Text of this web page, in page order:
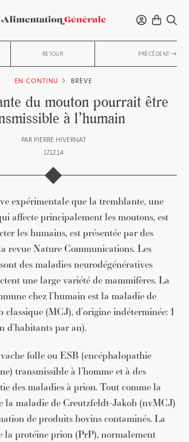
RETOUR PRÉCÉDENT
EN CONTINU BRÈVE
du mouton pourrait être
à l’humain
PAR PIERRE HIVERNAT
17.12.14
expérimentale que la tremblante, une
affecte principalement les moutons, est
les humains, est présentée par des
revue Nature Communications. Les
des maladies neurodégénératives
une large variété de mammifères. La
chez l’humain est la maladie de
(MCJ), d’origine indéterminée: 1
d’habitants par an).
folle ou ESB (encéphalopathie
transmissible à l’homme et à des
des maladies à prion. Tout comme la
la maladie de Creutzfeldt-Jakob (nvMCJ)
de produits bovins contaminés. La
la protéine prion (PrP), normalement